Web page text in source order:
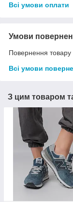
Всі умови оплати
Умови
Повернення товару
Всі умови
З цим товаром